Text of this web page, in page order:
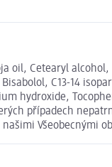
oil, Cetearyl
C13-14
hydroxide,
případech
Všeobecnými